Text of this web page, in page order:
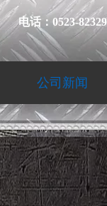
电话：0523-
公司新闻